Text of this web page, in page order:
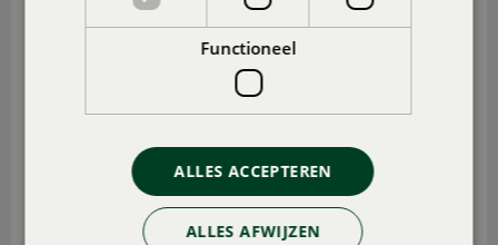
Functioneel
ALLES ACCEPTEREN
ALLES AFWIJZEN